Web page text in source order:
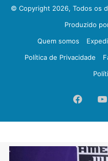
© Copyright 2026, Todos os
Produzido
Quem somos
Política de Privacidade